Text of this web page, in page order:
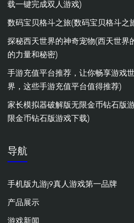
载一键完成双人游戏)
数码宝贝格斗之旅(数码宝贝格斗之
探秘西天世界的神奇宠物(西天世界
的力量和秘密)
手游充值平台推荐，让你畅享游戏
界，这些手游充值平台值得推荐)
家长模拟器破解版无限金币钻石版
限金币钻石版游戏下载)
导航
手机版九游j9真人游戏第一品牌
产品展示
游戏新闻